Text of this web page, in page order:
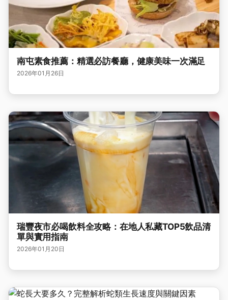
南屯素食推薦：精選必訪餐廳，健康美味一次滿足
2026年01月26日
瑞豐夜市必喝飲料全攻略：在地人私藏TOP5飲品清
單與實用指南
2026年01月20日